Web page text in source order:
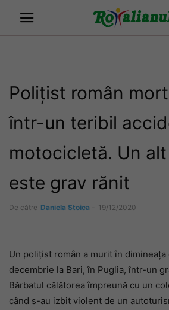
Polițist român
într-un teribil
motocicletă. Un
este grav rănit
De către Daniela Stoica - 19/12/2020
Un polițist român a murit în dimineața
decembrie la Bari, în Puglia, într-un
Bărbatul călătorea împreună cu un
când s-au izbit violent de un